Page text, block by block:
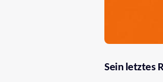
Sein letztes